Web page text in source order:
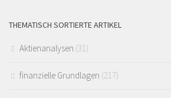
THEMATISCH SORTIERTE ARTIKEL
Aktienanalysen (31)
finanzielle Grundlagen (217)